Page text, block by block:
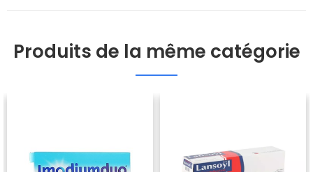
Produits de la même catégorie